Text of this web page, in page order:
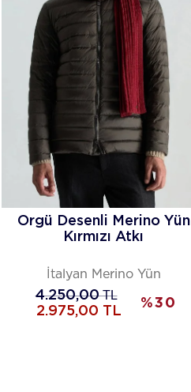
Örgü Desenli Merino Yün
Kırmızı Atkı
İtalyan Merino Yün
4.250,00TL
2.975,00 TL
%30